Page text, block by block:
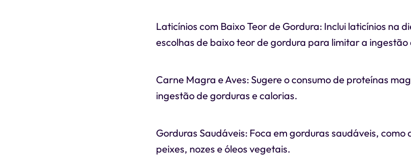
Laticínios com Baixo Teor de Gordura: Inclui laticínios na
escolhas de baixo teor de gordura para limitar a
Carne Magra e Aves: Sugere o consumo de proteínas
ingestão de gorduras e calorias.
Gorduras Saudáveis: Foca em gorduras saudáveis, como
peixes, nozes e óleos vegetais.